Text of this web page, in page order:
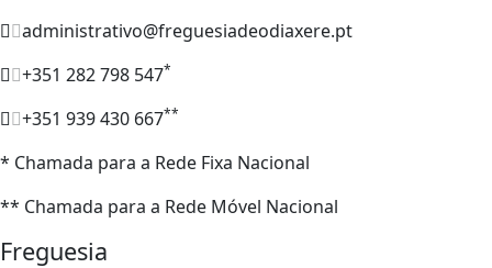
administrativo@freguesiadeodiaxere.pt
+351 282 798 547*
+351 939 430 667**
* Chamada para a Rede Fixa Nacional
** Chamada para a Rede Móvel Nacional
Freguesia